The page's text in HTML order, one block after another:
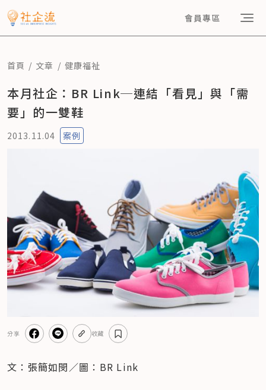
會員專區
首頁 文章 健康福祉
本月社企：BR Link─連結「看見」與「需
要」的一雙鞋
2013.11.04 案例
分享 收藏
文：張簡如閔／圖：BR Link